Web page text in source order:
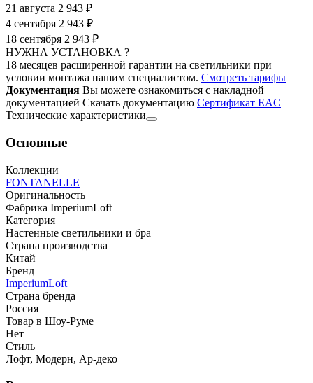
21 августа 2 943 ₽
4 сентября 2 943 ₽
18 сентября 2 943 ₽
НУЖНА УСТАНОВКА ?
18 месяцев расширенной гарантии на светильники при
условии монтажа нашим специалистом. Смотреть тарифы
Документация Вы можете ознакомиться с накладной
документацией Скачать документацию Cертификат EAC
Технические характеристики
Основные
Коллекции
FONTANELLE
Оригинальность
Фабрика ImperiumLoft
Категория
Настенные светильники и бра
Страна производства
Китай
Бренд
ImperiumLoft
Страна бренда
Россия
Товар в Шоу-Руме
Нет
Стиль
Лофт, Модерн, Ар-деко